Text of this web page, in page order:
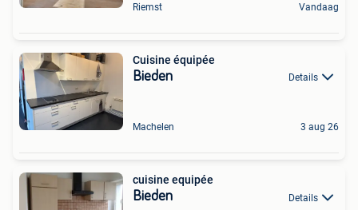
Riemst Vandaag
Cuisine équipée
Bieden Details
Machelen 3 aug 26
cuisine equipée
Bieden Details